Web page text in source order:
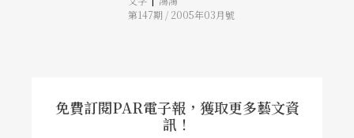
旅人》，一九九四年演出的《時間與房間》成為這
種小型實驗性作品形式的新嘗試。二○○○年正式
津一路演回台北，數十場演出，回響熱烈。（表演
工作坊 提供） 《新世紀，天使隱藏人間》 一九九
六年《新世紀，天使隱藏人間》是第一齣在台灣主
靖傑整理後，出版了《奇怪的溫度》一書（聯合文
第147期 / 2005年03月號
免費訂閱PAR電子報，獲取更多藝文資
訊！